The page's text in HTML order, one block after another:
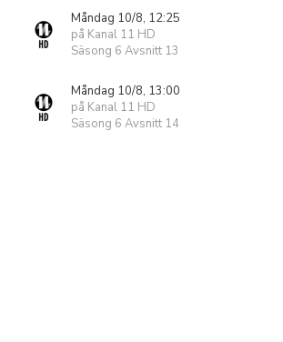
Måndag 10/8, 12:25
på Kanal 11 HD
Säsong 6 Avsnitt 13
Måndag 10/8, 13:00
på Kanal 11 HD
Säsong 6 Avsnitt 14